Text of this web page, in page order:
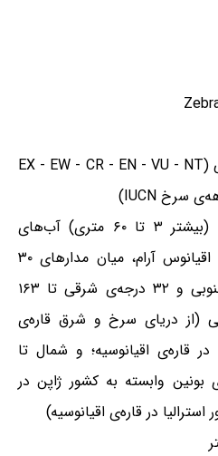
گونه‌ی با کم‌ترین نگرانی (EX - EW - CR - EN - VU - NT
ژرفای ۰ تا ۱۱۵ متری (بیشتر ۳ تا ۶۰ متری) آب‌های
گرمسیری اقیانوس هند و غرب اقیانوس آرام، میان مدارهای ۳۰
درجه‌ی شمالی تا ۳۰ درجه‌ی جنوبی و ۳۲ درجه‌ی شرقی تا ۱۶۳
(از دریای سرخ و شرق قاره‌ی
قاره‌ی اقیانوسیه؛ و شمال تا
وابسته به کشور ژاپن در
در قاره‌ی اقیانوسیه)